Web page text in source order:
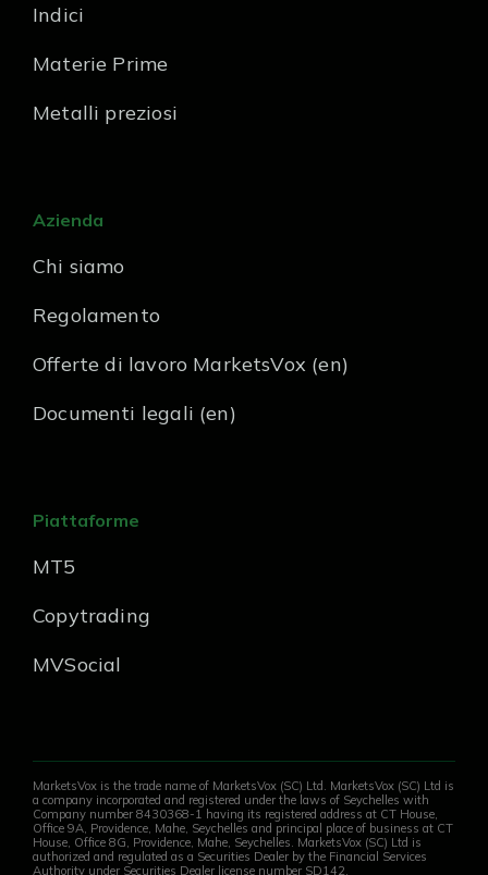
Indici
Materie Prime
Metalli preziosi
Azienda
Chi siamo
Regolamento
Offerte di lavoro MarketsVox (en)
Documenti legali (en)
Piattaforme
MT5
Copytrading
MVSocial
MarketsVox is the trade name of MarketsVox (SC) Ltd. MarketsVox (SC) Ltd is
a company incorporated and registered under the laws of Seychelles with
Company number 8430368-1 having its registered address at CT House,
Office 9A, Providence, Mahe, Seychelles and principal place of business at CT
House, Office 8G, Providence, Mahe, Seychelles. MarketsVox (SC) Ltd is
authorized and regulated as a Securities Dealer by the Financial Services
Authority under Securities Dealer license number SD142.